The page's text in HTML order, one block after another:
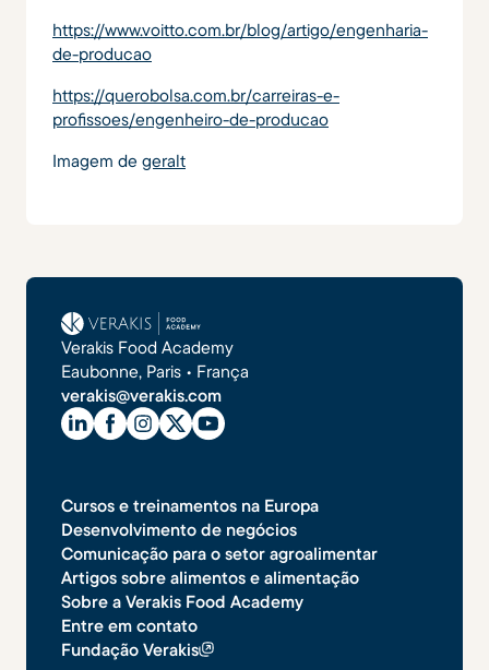
https://www.voitto.com.br/blog/artigo/engenharia-
de-producao
https://querobolsa.com.br/carreiras-e-
profissoes/engenheiro-de-producao
Imagem de geralt
Verakis Food Academy
Eaubonne, Paris • França
verakis@verakis.com
Cursos e treinamentos na Europa
Desenvolvimento de negócios
Comunicação para o setor agroalimentar
Artigos sobre alimentos e alimentação
Sobre a Verakis Food Academy
Entre em contato
Fundação Verakis